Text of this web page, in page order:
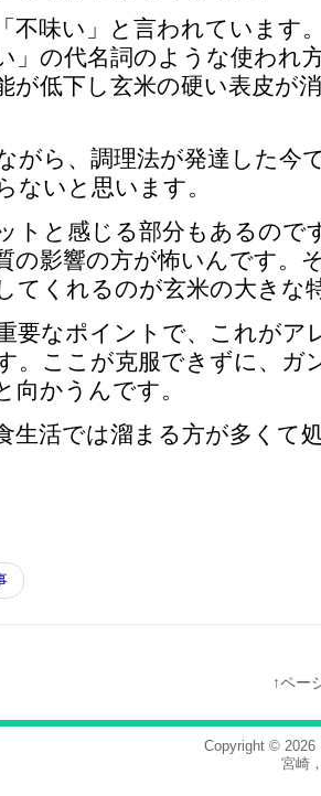
不味い」と言われています
」の代名詞のような使われ
が低下し玄米の硬い表皮が
がら、調理法が発達した今
ないと思います。
トと感じる部分もあるので
の影響の方が怖いんです。
てくれるのが玄米の大きな
要なポイントで、これがア
。ここが克服できずに、ガ
向かうんです。
生活では溜まる方が多くて
↑ペー
Copyright © 2026
宮崎